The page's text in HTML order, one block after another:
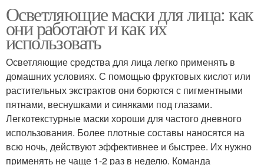
Осветляющие маски для лица: как
они работают и как их
использовать
Осветляющие средства для лица легко применять в
домашних условиях. С помощью фруктовых кислот или
растительных экстрактов они борются с пигментными
пятнами, веснушками и синяками под глазами.
Легкотекстурные маски хороши для частого дневного
использования. Более плотные составы наносятся на
всю ночь, действуют эффективнее и быстрее. Их нужно
применять не чаще 1-2 раз в неделю. Команда